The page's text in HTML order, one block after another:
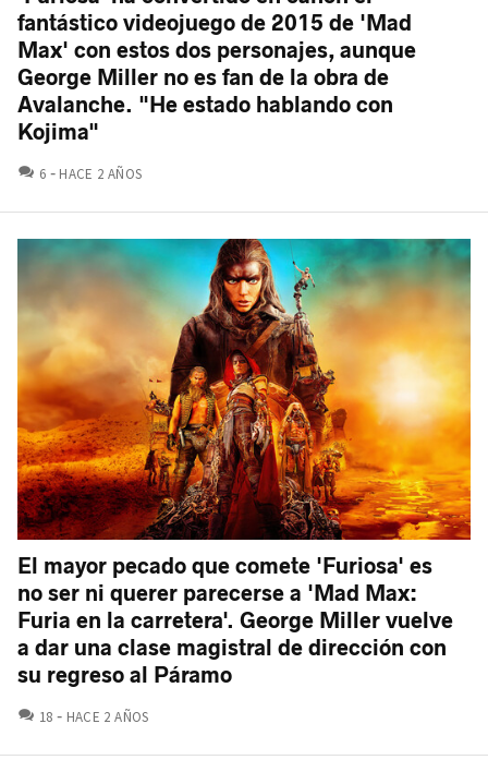
fantástico videojuego de 2015 de 'Mad
Max' con estos dos personajes, aunque
George Miller no es fan de la obra de
Avalanche. "He estado hablando con
Kojima"
6 COMENTARIOS
HACE 2 AÑOS
El mayor pecado que comete 'Furiosa' es
no ser ni querer parecerse a 'Mad Max:
Furia en la carretera'. George Miller vuelve
a dar una clase magistral de dirección con
su regreso al Páramo
18 COMENTARIOS
HACE 2 AÑOS